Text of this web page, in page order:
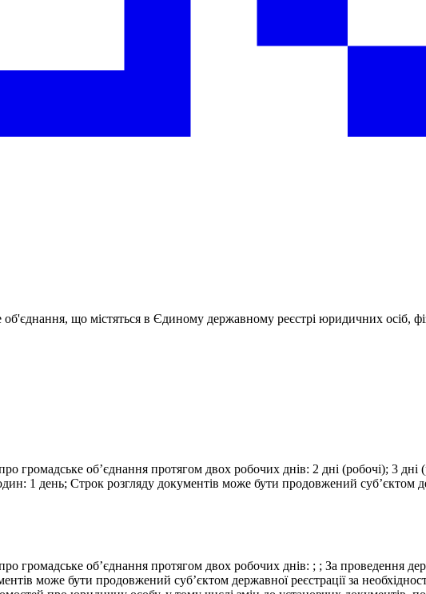
об'єднання, що містяться в Єдиному державному реєстрі юридичних осіб,
громадське об’єднання протягом двох робочих днів: 2 дні (робочі); 3 дні
1 день; Строк розгляду документів може бути продовжений суб’єктом
громадське об’єднання протягом двох робочих днів: ; ; За проведення
може бути продовжений суб’єктом державної реєстрації за